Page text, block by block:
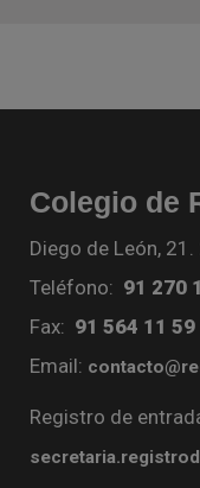
Colegio de
Diego de León,
Teléfono: 91 270
Fax: 91 564 11 59
Email:
Registro de